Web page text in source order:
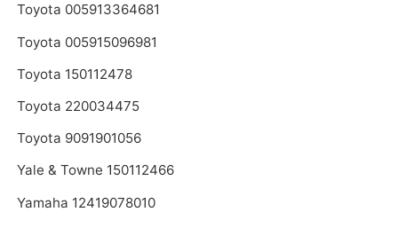
Toyota 005913364681
Toyota 005915096981
Toyota 150112478
Toyota 220034475
Toyota 9091901056
Yale & Towne 150112466
Yamaha 12419078010